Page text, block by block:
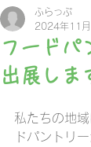
フードパ
出展しま
ふらっぷ
2024年11
私たちの地
ドパントリ